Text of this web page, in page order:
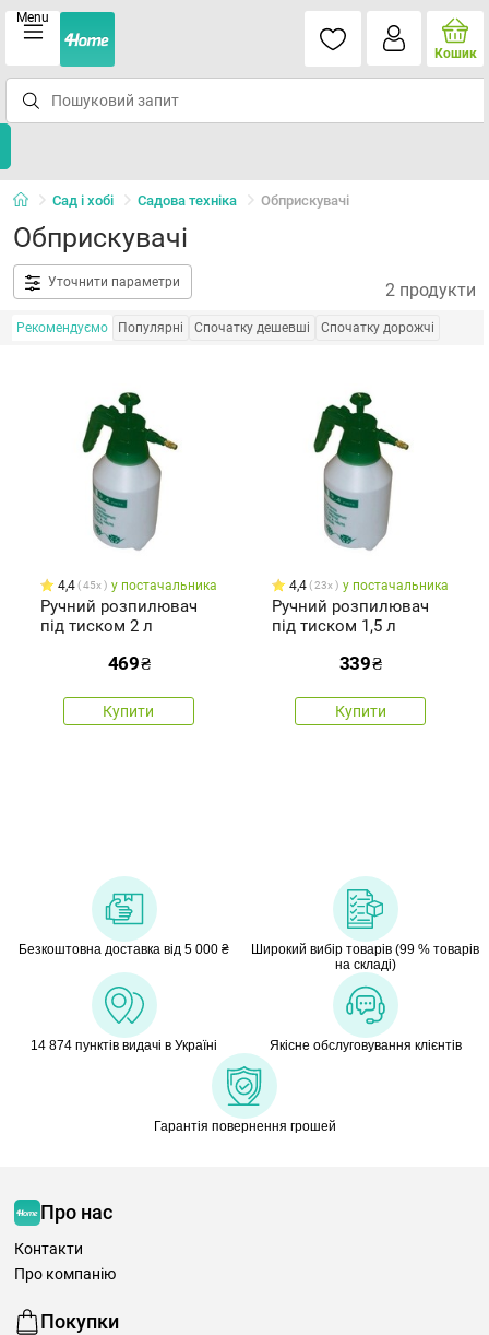
Menu
Кошик
Сад і хобі Садова техніка Обприскувачі
Обприскувачі
Уточнити параметри 2 продукти
Рекомендуємо Популярні Спочатку дешевші Спочатку дорожчі
4,4 45x у постачальника
Ручний розпилювач
під тиском 2 л
469₴
Купити
4,4 23x у постачальника
Ручний розпилювач
під тиском 1,5 л
339₴
Купити
Безкоштовна доставка від 5 000 ₴
Широкий вибір товарів (99 % товарів
на складі)
14 874 пунктів видачі в Україні Якісне обслуговування клієнтів
Гарантія повернення грошей
Про нас
Контакти
Про компанію
Покупки